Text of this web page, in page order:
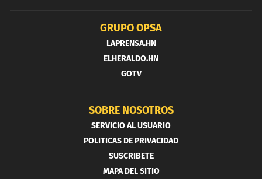
GRUPO OPSA
LAPRENSA.HN
ELHERALDO.HN
GOTV
SOBRE NOSOTROS
SERVICIO AL USUARIO
POLITICAS DE PRIVACIDAD
SUSCRIBETE
MAPA DEL SITIO